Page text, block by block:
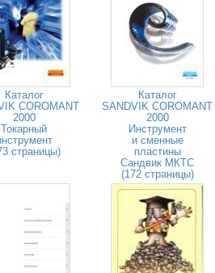
Каталог
COROMANT
2000
Токарный
страницы)
Каталог
SANDVIK COROMANT
2000
Инструмент
и сменные
пластины
Сандвик МКТС
(172 страницы)